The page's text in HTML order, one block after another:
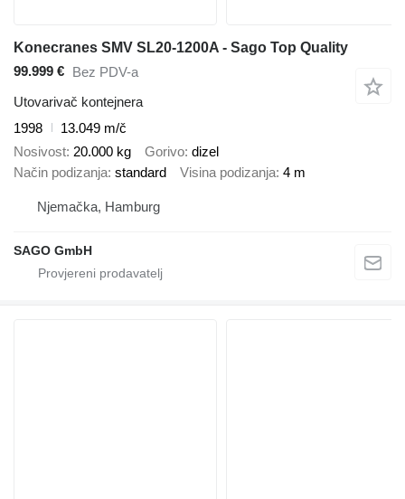
Konecranes SMV SL20-1200A - Sago Top Quality
99.999 € Bez PDV-a
Utovarivač kontejnera
1998
13.049 m/č
Nosivost 20.000 kg Gorivo dizel
Način podizanja standard Visina podizanja 4 m
Njemačka, Hamburg
SAGO GmbH